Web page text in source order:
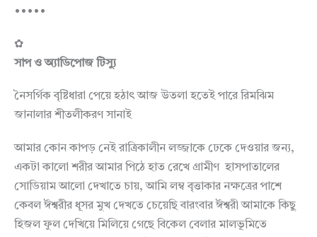
•••••
✿
সাপ ও অ্যাডিপোজ টিস্যু
নৈসর্গিক বৃষ্টিধারা পেয়ে হঠাৎ আজ উতলা হতেই পারে রিমঝিম
জানালার শীতলীকরণ সানাই
আমার কোন কাপড় নেই রাত্রিকালীন লজ্জাকে ঢেকে দেওয়ার জন্য,
একটা কালো শরীর আমার পিঠে হাত রেখে গ্ৰামীণ হাসপাতালের
সোডিয়াম আলো দেখাতে চায়, আমি লম্ব বৃত্তাকার নক্ষত্রের পাশে
কেবল ঈশ্বরীর ধূসর মুখ দেখতে চেয়েছি বারংবার ঈশ্বরী আমাকে কিছু
হিজল ফুল দেখিয়ে মিলিয়ে গেছে বিকেল বেলার মালভূমিতে